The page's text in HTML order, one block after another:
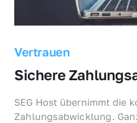
Vertrauen
Sichere
SEG Host übernimmt die
Zahlungsabwicklung.